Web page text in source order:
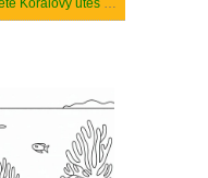
Nakreslete Korálový útes zdarma základní